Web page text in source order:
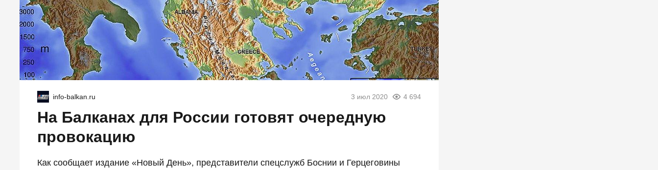
info-balkan.ru 3 июл 2020 4 694
На Балканах для России готовят очередную
провокацию
Как сообщает издание «Новый День», представители спецслужб Боснии и Герцеговины